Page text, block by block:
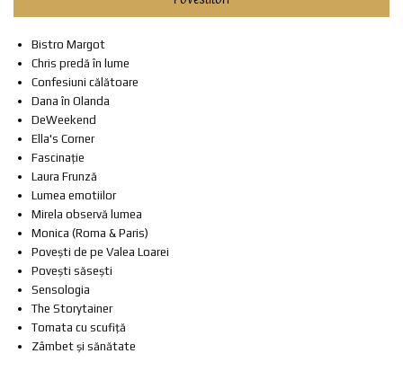
Bistro Margot
Chris predă în lume
Confesiuni călătoare
Dana în Olanda
DeWeekend
Ella's Corner
Fascinație
Laura Frunză
Lumea emotiilor
Mirela observă lumea
Monica (Roma & Paris)
Povești de pe Valea Loarei
Povești săsești
Sensologia
The Storytainer
Tomata cu scufiță
Zâmbet și sănătate